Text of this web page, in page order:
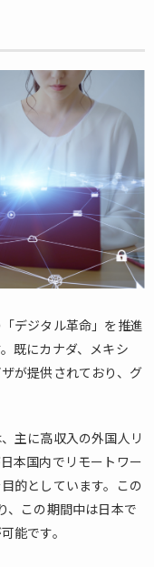
デジタル革命」を推進
既にカナダ、メキシ
が提供されており、グ
主に高収入の外国人リ
本国内でリモートワー
的としています。この
、この期間中は日本で
能です。